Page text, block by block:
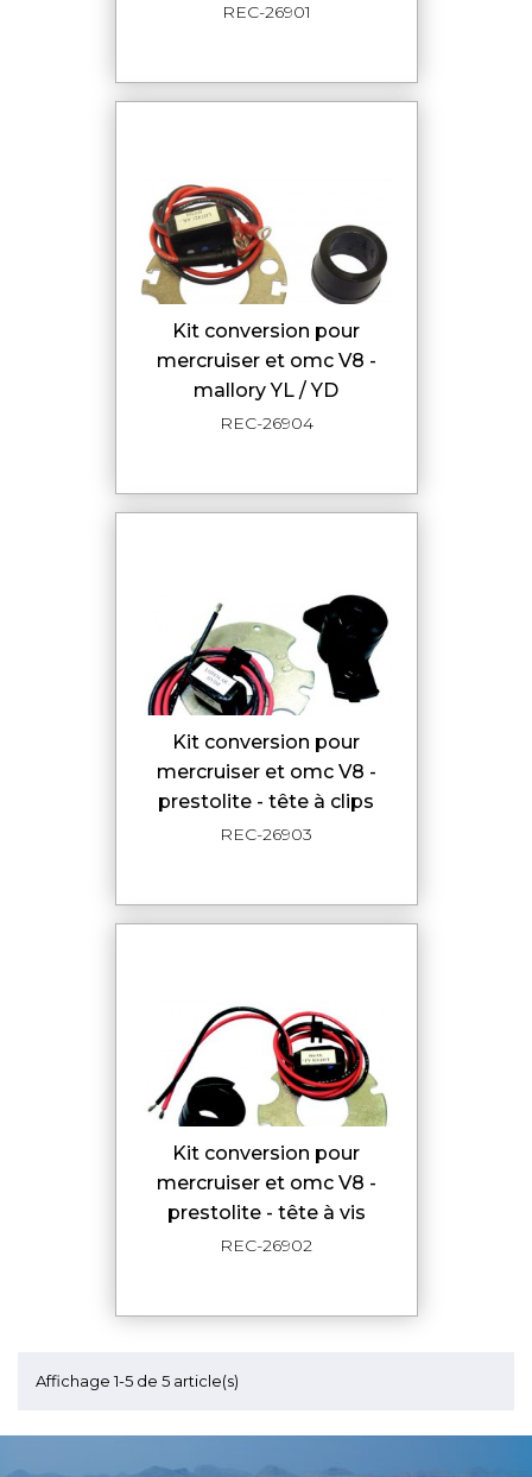
REC-26901
kit conversion pour
mercruiser et omc V8 -
mallory YL / YD
REC-26904
kit conversion pour
mercruiser et omc V8 -
prestolite - tête à clips
REC-26903
kit conversion pour
mercruiser et omc V8 -
prestolite - tête à vis
REC-26902
Affichage 1-5 de 5 article(s)